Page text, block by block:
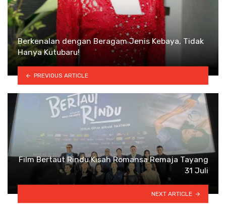
Berkenalan dengan Beragam Jenis Kebaya, Tidak
Hanya Kutubaru!
PREVIOUS ARTICLE
Film Bertaut Rindu Kisah Romansa Remaja Tayang
31 Juli
NEXT ARTICLE